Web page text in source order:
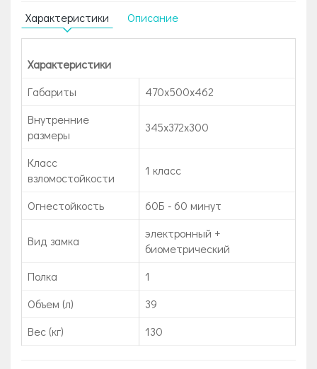
Характеристики Описание
Характеристики
Габариты
470x500x462
Внутренние
размеры
345х372х300
Класс
взломостойкости
1 класс
Огнестойкость 60Б - 60 минут
Вид замка
электронный +
биометрический
Полка
1
Объем (л)
39
Вес (кг)
130